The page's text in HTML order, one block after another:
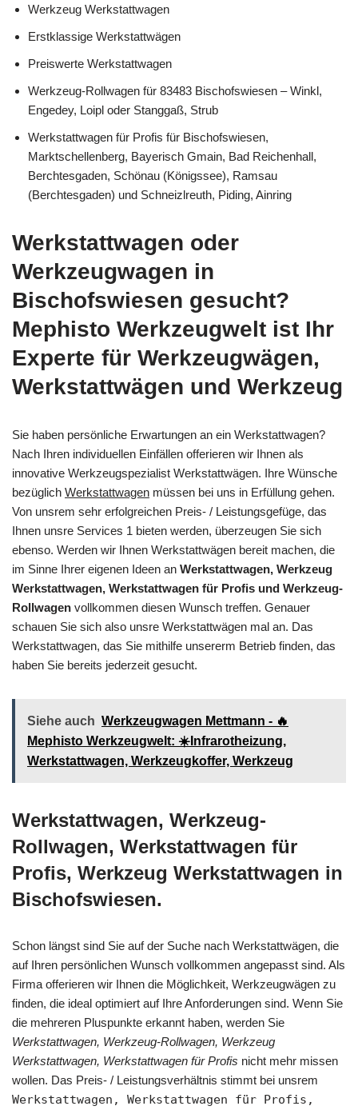
Werkzeug Werkstattwagen
Erstklassige Werkstattwägen
Preiswerte Werkstattwagen
Werkzeug-Rollwagen für 83483 Bischofswiesen – Winkl,
Engedey, Loipl oder Stanggaß, Strub
Werkstattwagen für Profis für Bischofswiesen,
Marktschellenberg, Bayerisch Gmain, Bad Reichenhall,
Berchtesgaden, Schönau (Königssee), Ramsau
(Berchtesgaden) und Schneizlreuth, Piding, Ainring
Werkstattwagen oder
Werkzeugwagen in
Bischofswiesen gesucht?
Mephisto Werkzeugwelt ist Ihr
Experte für Werkzeugwägen,
Werkstattwägen und Werkzeug
Sie haben persönliche Erwartungen an ein Werkstattwagen?
Nach Ihren individuellen Einfällen offerieren wir Ihnen als
innovative Werkzeugspezialist Werkstattwägen. Ihre Wünsche
bezüglich Werkstattwagen müssen bei uns in Erfüllung gehen.
Von unsrem sehr erfolgreichen Preis- / Leistungsgefüge, das
Ihnen unsre Services 1 bieten werden, überzeugen Sie sich
ebenso. Werden wir Ihnen Werkstattwägen bereit machen, die
im Sinne Ihrer eigenen Ideen an Werkstattwagen, Werkzeug
Werkstattwagen, Werkstattwagen für Profis und Werkzeug-
Rollwagen vollkommen diesen Wunsch treffen. Genauer
schauen Sie sich also unsre Werkstattwägen mal an. Das
Werkstattwagen, das Sie mithilfe unsererm Betrieb finden, das
haben Sie bereits jederzeit gesucht.
Siehe auch Werkzeugwagen Mettmann - 🔥
Mephisto Werkzeugwelt: ☀️Infrarotheizung,
Werkstattwagen, Werkzeugkoffer, Werkzeug
Werkstattwagen, Werkzeug-
Rollwagen, Werkstattwagen für
Profis, Werkzeug Werkstattwagen in
Bischofswiesen.
Schon längst sind Sie auf der Suche nach Werkstattwägen, die
auf Ihren persönlichen Wunsch vollkommen angepasst sind. Als
Firma offerieren wir Ihnen die Möglichkeit, Werkzeugwägen zu
finden, die ideal optimiert auf Ihre Anforderungen sind. Wenn Sie
die mehreren Pluspunkte erkannt haben, werden Sie
Werkstattwagen, Werkzeug-Rollwagen, Werkzeug
Werkstattwagen, Werkstattwagen für Profis nicht mehr missen
wollen. Das Preis- / Leistungsverhältnis stimmt bei unsrem
Werkstattwagen, Werkstattwagen für Profis,